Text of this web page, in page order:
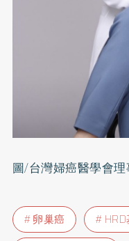
圖/台灣婦癌醫學會
卵巢癌